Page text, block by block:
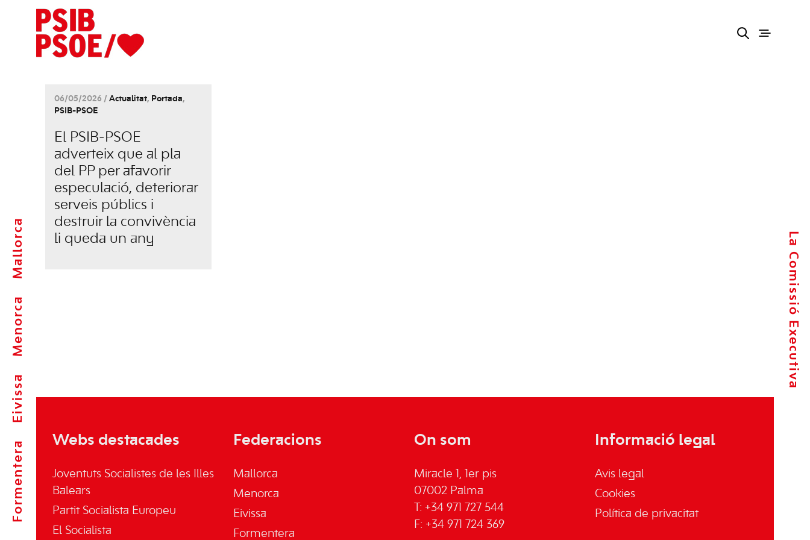
Formentera
Eivissa
Menorca
Mallorca La Comissió Executiva
06/05/2026 / Actualitat, Portada,
PSIB-PSOE
El PSIB-PSOE
adverteix que al pla
del PP per afavorir
especulació, deteriorar
serveis públics i
destruir la convivència
li queda un any
Webs destacades
Joventuts Socialistes de les Illes
Balears
Partit Socialista Europeu
El Socialista
Federacions
Mallorca
Menorca
Eivissa
Formentera
On som
Miracle 1, 1er pis
07002 Palma
T: +34 971 727 544
F: +34 971 724 369
Informació legal
Avis legal
Cookies
Política de privacitat